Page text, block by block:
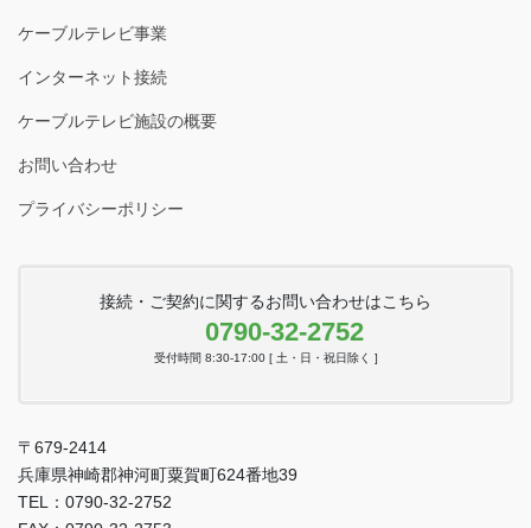
ケーブルテレビ事業
インターネット接続
ケーブルテレビ施設の概要
お問い合わせ
プライバシーポリシー
接続・ご契約に関するお問い合わせはこちら
0790-32-2752
受付時間 8:30-17:00 [ 土・日・祝日除く ]
〒679-2414
兵庫県神崎郡神河町粟賀町624番地39
TEL：0790-32-2752